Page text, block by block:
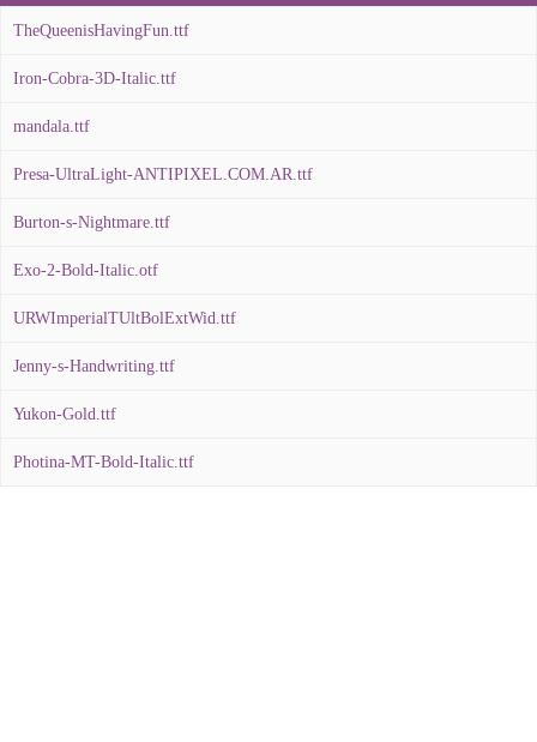
TheQueenisHavingFun.ttf
Iron-Cobra-3D-Italic.ttf
mandala.ttf
Presa-UltraLight-ANTIPIXEL.COM.AR.ttf
Burton-s-Nightmare.ttf
Exo-2-Bold-Italic.otf
URWImperialTUltBolExtWid.ttf
Jenny-s-Handwriting.ttf
Yukon-Gold.ttf
Photina-MT-Bold-Italic.ttf